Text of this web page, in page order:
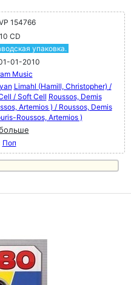
154766
10 CD
упаковка.
01-2010
Music
Limahl (Hamill, Christopher) /
/ Soft Cell Roussos, Demis
Artemios ) / Roussos, Demis
Roussos, Artemios )
Поп